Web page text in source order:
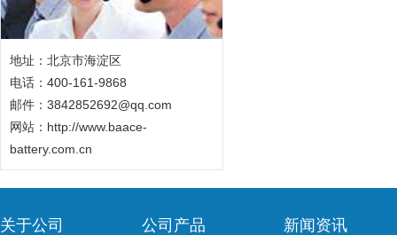
地址：北京市海淀区
电话：400-161-9868
邮件：3842852692@qq.com
网站： http://www.baace-
battery.com.cn
关于公司 公司产品 新闻资讯